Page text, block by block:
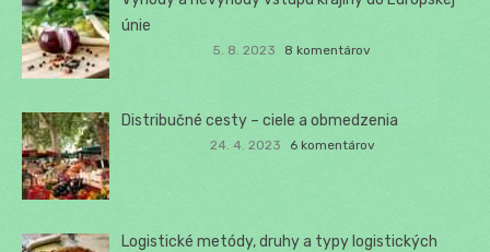
únie
5. 8. 2023 8 komentárov
Distribučné cesty – ciele a obmedzenia
24. 4. 2023 6 komentárov
Logistické metódy, druhy a typy logistických